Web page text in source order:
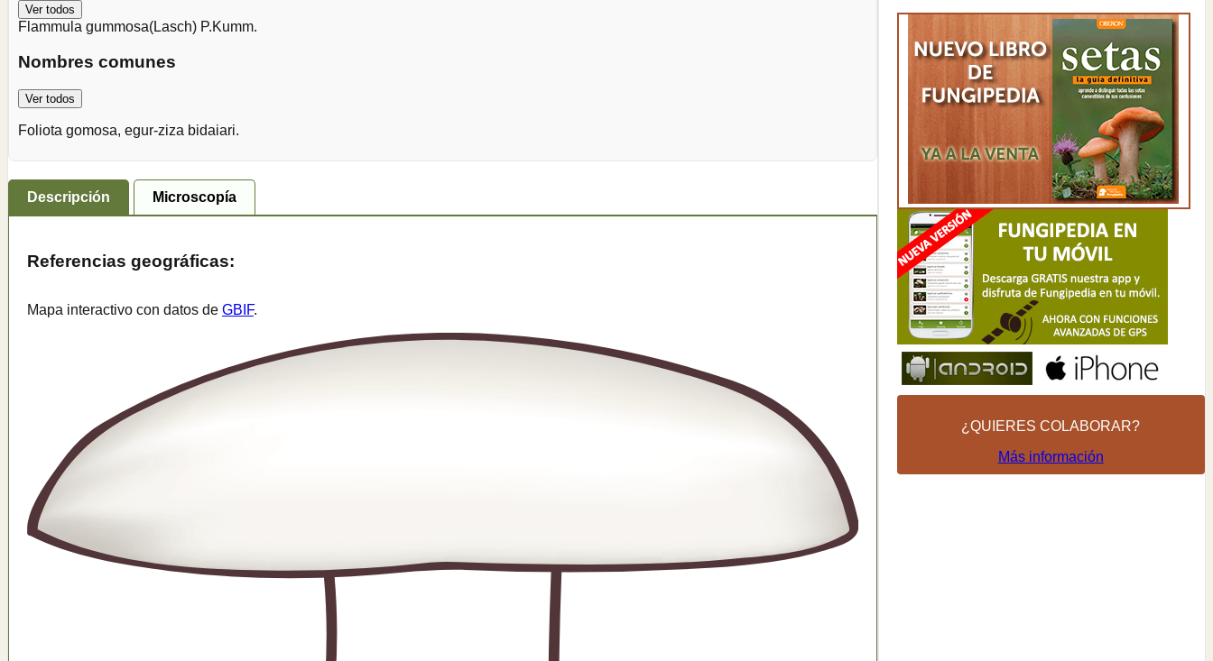
Ver todos
Flammula gummosa(Lasch) P.Kumm.
Nombres comunes
Ver todos
Foliota gomosa, egur-ziza bidaiari.
Descripción Microscopía
Referencias geográficas:
Mapa interactivo con datos de GBIF.
¿QUIERES COLABORAR?
Más información